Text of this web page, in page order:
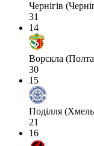
Чернігів
31
14
Ворскла
30
15
Поділля
21
16